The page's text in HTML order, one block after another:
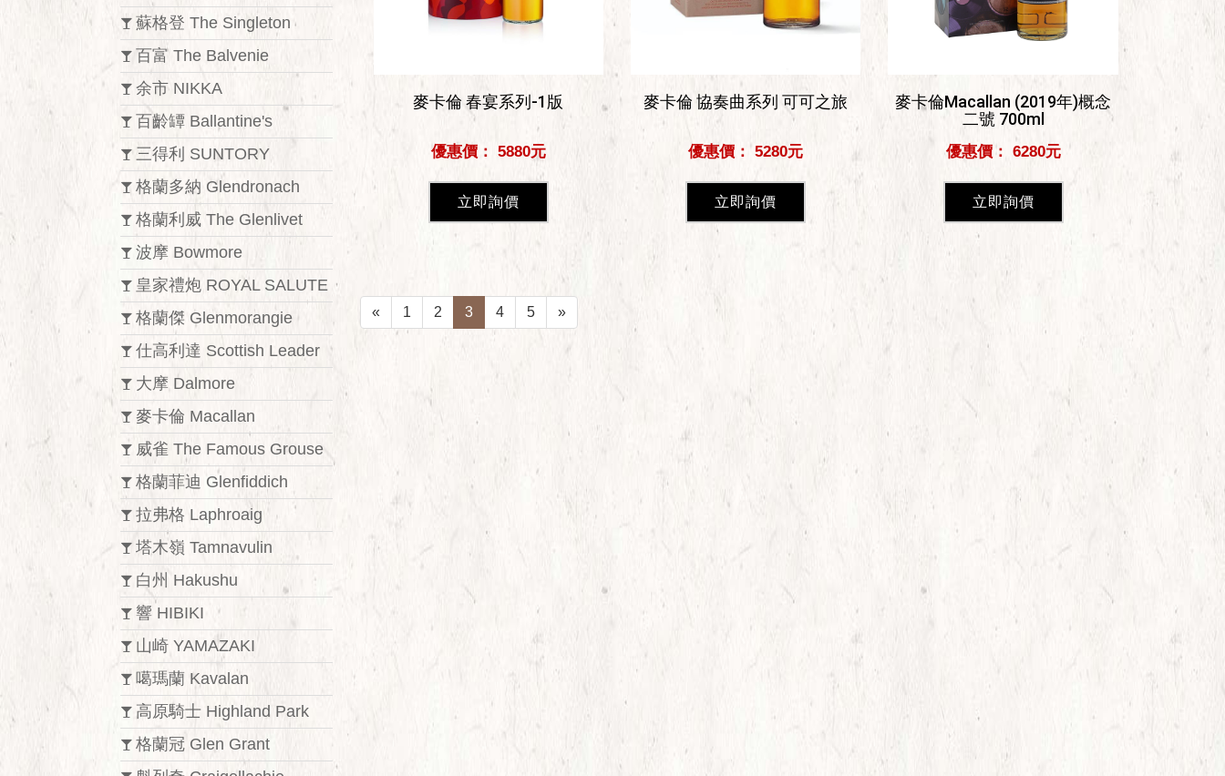
蘇格登 The Singleton
百富 The Balvenie
余市 NIKKA
百齡罈 Ballantine's
三得利 SUNTORY
格蘭多納 Glendronach
格蘭利威 The Glenlivet
波摩 Bowmore
皇家禮炮 ROYAL SALUTE
格蘭傑 Glenmorangie
仕高利達 Scottish Leader
大摩 Dalmore
麥卡倫 Macallan
威雀 The Famous Grouse
格蘭菲迪 Glenfiddich
拉弗格 Laphroaig
塔木嶺 Tamnavulin
白州 Hakushu
響 HIBIKI
山崎 YAMAZAKI
噶瑪蘭 Kavalan
高原騎士 Highland Park
格蘭冠 Glen Grant
麥卡倫 春宴系列-1版
優惠價： 5880元
立即詢價
麥卡倫 協奏曲系列 可可之旅
優惠價： 5280元
立即詢價
麥卡倫Macallan (2019年)概念
二號 700ml
優惠價： 6280元
立即詢價
« 1 2 3 4 5 »